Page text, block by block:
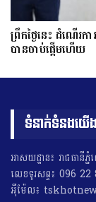
ព្រឹកថ្ងៃនេះ ដំណើរ
បានចាប់ផ្តើមហើយ
ទំនាក់ទំនងយើង
អាសយដ្ឋាន៖ រាជធានីភ្
លេខទូរសព្ទ៖ 096
អុីម៉ែល៖